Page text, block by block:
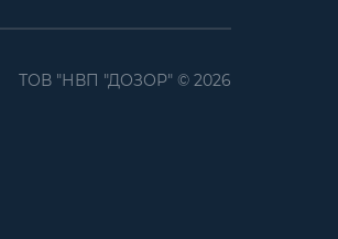
ТОВ "НВП "ДОЗОР" © 2026